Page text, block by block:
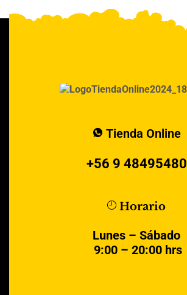
Tienda Online
+56 9 48495480
Horario
Lunes – Sábado
9:00 – 20:00 hrs